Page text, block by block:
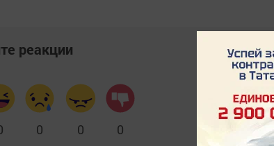
реакции
0 0 0